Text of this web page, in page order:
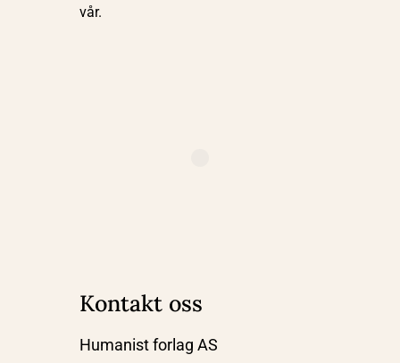
vår.
Kontakt oss
Humanist forlag AS